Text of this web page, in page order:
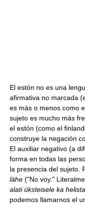
El estón no es una
afirmativa no marcada
es más o menos como
sujeto es mucho más
el estón (como el
construye la negación
El auxiliar negativo (a
forma en todas las
la presencia del sujeto.
lähe ("No voy."
alati üksteisele ka
podemos llamarnos el